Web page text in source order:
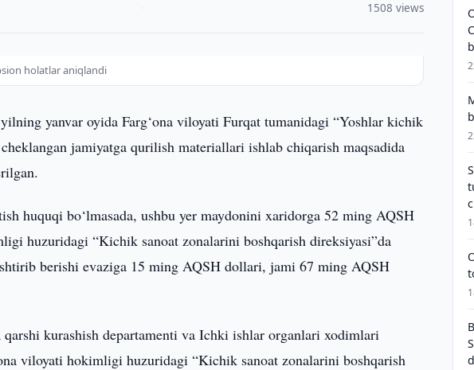
1508 views
holatlar aniqlandi
yanvar oyida Farg‘ona viloyati Furqat tumanidagi “Yoshlar kichik
jamiyatga qurilish materiallari ishlab chiqarish maqsadida
huquqi bo‘lmasada, ushbu yer maydonini xaridorga 52 ming AQSH
huzuridagi “Kichik sanoat zonalarini boshqarish direksiyasi”da
berishi evaziga 15 ming AQSH dollari, jami 67 ming AQSH
kurashish departamenti va Ichki ishlar organlari xodimlari
viloyati hokimligi huzuridagi “Kichik sanoat zonalarini boshqarish